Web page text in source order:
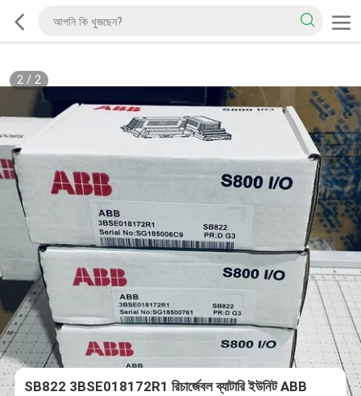
2/ 2
SB822 3BSE018172R1 রিচার্জেবল ব্যাটারি ইউনিট ABB